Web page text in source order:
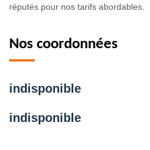
réputés pour nos tarifs abordables.
Nos coordonnées
indisponible
indisponible